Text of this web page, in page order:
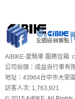
AiBIKE-愛騎車 服務信
公司抬頭：成益自行車有
地址：43964台中市大安
訪客人次: 1,763,921